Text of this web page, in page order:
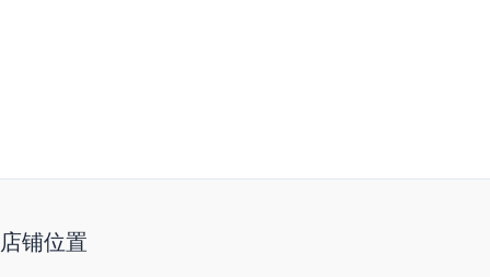
店铺位置